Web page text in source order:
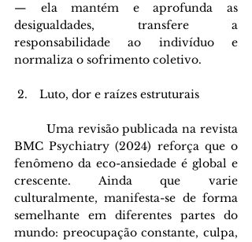
— ela mantém e aprofunda as
desigualdades, transfere a
responsabilidade ao indivíduo e
normaliza o sofrimento coletivo.
Luto, dor e raízes estruturais
BMC Psychiatry (2024) reforça que o
fenômeno da eco-ansiedade é global e
crescente. Ainda que varie
culturalmente, manifesta-se de forma
semelhante em diferentes partes do
mundo: preocupação constante, culpa,